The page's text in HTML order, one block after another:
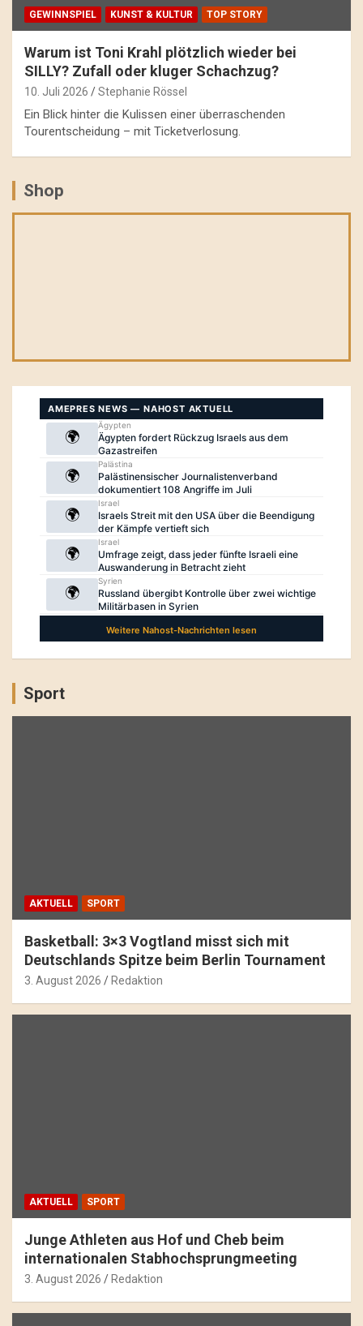
GEWINNSPIEL KUNST & KULTUR TOP STORY
Warum ist Toni Krahl plötzlich wieder bei
SILLY? Zufall oder kluger Schachzug?
10. Juli 2026 Stephanie Rössel
Ein Blick hinter die Kulissen einer überraschenden
Tourentscheidung – mit Ticketverlosung.
Shop
Sport
AKTUELL SPORT
Basketball: 3×3 Vogtland misst sich mit
Deutschlands Spitze beim Berlin Tournament
3. August 2026 Redaktion
AKTUELL SPORT
Junge Athleten aus Hof und Cheb beim
internationalen Stabhochsprungmeeting
3. August 2026 Redaktion